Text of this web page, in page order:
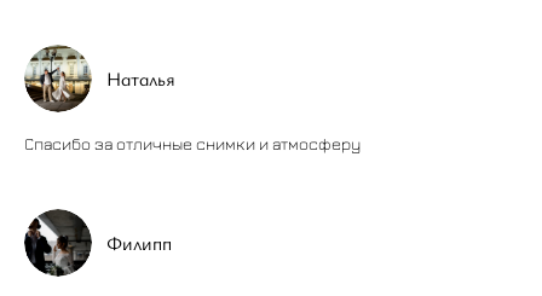
Наталья
Спасибо за отличные снимки и атмосферу
Филипп